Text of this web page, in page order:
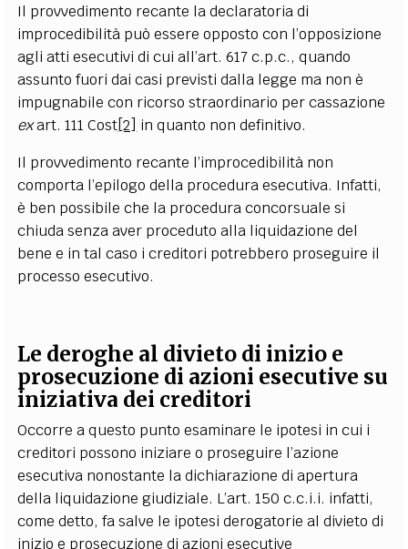
Il provvedimento recante la declaratoria di
improcedibilità può essere opposto con l’opposizione
agli atti esecutivi di cui all’art. 617 c.p.c., quando
assunto fuori dai casi previsti dalla legge ma non è
impugnabile con ricorso straordinario per cassazione
exart. 111 Cost[2] in quanto non definitivo.
Il provvedimento recante l’improcedibilità non
comporta l’epilogo della procedura esecutiva. Infatti,
è ben possibile che la procedura concorsuale si
chiuda senza aver proceduto alla liquidazione del
bene e in tal caso i creditori potrebbero proseguire il
processo esecutivo.
Le deroghe al divieto di inizio e
prosecuzione di azioni esecutive su
iniziativa dei creditori
Occorre a questo punto esaminare le ipotesi in cui i
creditori possono iniziare o proseguire l’azione
esecutiva nonostante la dichiarazione di apertura
della liquidazione giudiziale. L’art. 150 c.c.i.i. infatti,
come detto, fa salve le ipotesi derogatorie al divieto di
inizio e prosecuzione di azioni esecutive